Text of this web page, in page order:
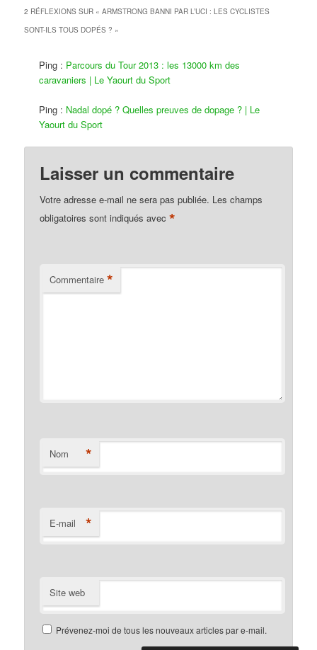
un bilan de…
2 RÉFLEXIONS SUR «ARMSTRONG BANNI PAR L’UCI : LES CYCLISTES
SONT-ILS TOUS DOPÉS ? »
Ping : Parcours du Tour 2013 : les 13000 km des
caravaniers | Le Yaourt du Sport
Ping : Nadal dopé ? Quelles preuves de dopage ? | Le
Yaourt du Sport
Laisser un commentaire
Votre adresse e-mail ne sera pas publiée. Les champs
obligatoires sont indiqués avec*
Commentaire *
Nom *
E-mail *
Site web
Prévenez-moi de tous les nouveaux articles par e-mail.